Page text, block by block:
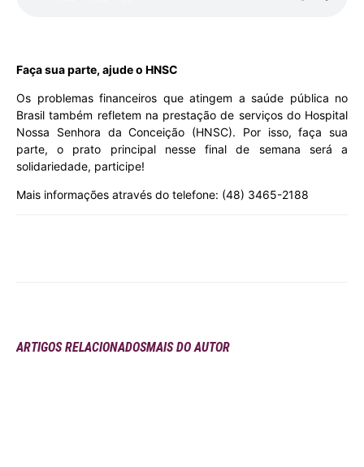
Faça sua parte, ajude o HNSC
Os problemas financeiros que atingem a saúde pública no
Brasil também refletem na prestação de serviços do Hospital
Nossa Senhora da Conceição (HNSC). Por isso, faça sua
parte, o prato principal nesse final de semana será a
solidariedade, participe!
Mais informações através do telefone: (48) 3465-2188
ARTIGOS RELACIONADOSMAIS DO AUTOR